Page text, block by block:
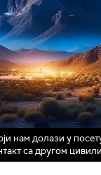
нам долази у
са другом